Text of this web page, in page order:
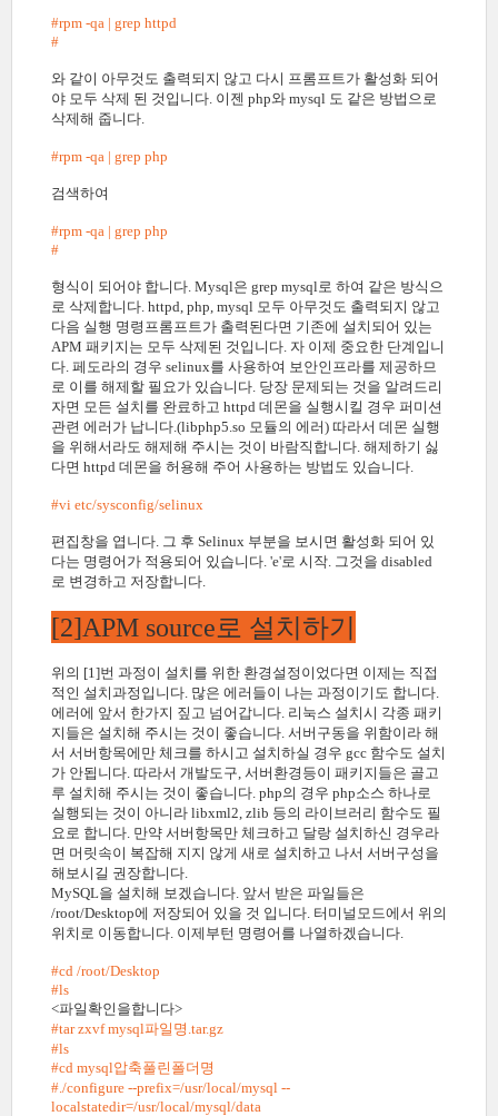
#rpm -qa | grep httpd
#
와 같이 아무것도 출력되지 않고 다시 프롬프트가 활성화 되어
야 모두 삭제 된 것입니다. 이젠 php와 mysql 도 같은 방법으로
삭제해 줍니다.
#rpm -qa | grep php
검색하여
#rpm -qa | grep php
#
형식이 되어야 합니다. Mysql은 grep mysql로 하여 같은 방식으
로 삭제합니다. httpd, php, mysql 모두 아무것도 출력되지 않고
다음 실행 명령프롬프트가 출력된다면 기존에 설치되어 있는
APM 패키지는 모두 삭제된 것입니다. 자 이제 중요한 단계입니
다. 페도라의 경우 selinux를 사용하여 보안인프라를 제공하므
로 이를 해제할 필요가 있습니다. 당장 문제되는 것을 알려드리
자면 모든 설치를 완료하고 httpd 데몬을 실행시킬 경우 퍼미션
관련 에러가 납니다.(libphp5.so 모듈의 에러) 따라서 데몬 실행
을 위해서라도 해제해 주시는 것이 바람직합니다. 해제하기 싫
다면 httpd 데몬을 허용해 주어 사용하는 방법도 있습니다.
#vi etc/sysconfig/selinux
편집창을 엽니다. 그 후 Selinux 부분을 보시면 활성화 되어 있
다는 명령어가 적용되어 있습니다. 'e'로 시작. 그것을 disabled
로 변경하고 저장합니다.
[2]APM source로 설치하기
위의 [1]번 과정이 설치를 위한 환경설정이었다면 이제는 직접
적인 설치과정입니다. 많은 에러들이 나는 과정이기도 합니다.
에러에 앞서 한가지 짚고 넘어갑니다. 리눅스 설치시 각종 패키
지들은 설치해 주시는 것이 좋습니다. 서버구동을 위함이라 해
서 서버항목에만 체크를 하시고 설치하실 경우 gcc 함수도 설치
가 안됩니다. 따라서 개발도구, 서버환경등이 패키지들은 골고
루 설치해 주시는 것이 좋습니다. php의 경우 php소스 하나로
실행되는 것이 아니라 libxml2, zlib 등의 라이브러리 함수도 필
요로 합니다. 만약 서버항목만 체크하고 달랑 설치하신 경우라
면 머릿속이 복잡해 지지 않게 새로 설치하고 나서 서버구성을
해보시길 권장합니다.
MySQL을 설치해 보겠습니다. 앞서 받은 파일들은
/root/Desktop에 저장되어 있을 것 입니다. 터미널모드에서 위의
위치로 이동합니다. 이제부턴 명령어를 나열하겠습니다.
#cd /root/Desktop
#ls
<파일확인을합니다>
#tar zxvf mysql파일명.tar.gz
#ls
#cd mysql압축풀린폴더명
#./configure --prefix=/usr/local/mysql --
localstatedir=/usr/local/mysql/data